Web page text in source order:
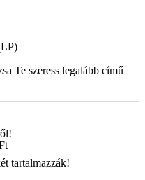
Te szeress legalább című
tartalmazzák!